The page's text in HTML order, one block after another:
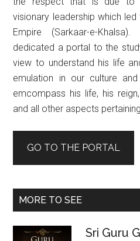
visionary leadership which
Empire (Sarkaar-e-
dedicated a portal to the
view to understand his life
emulation in our culture
emcompass his life, his
and all other aspects
GO TO THE PORTAL
MORE TO SEE
Sri Guru